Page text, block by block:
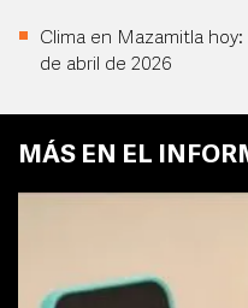
Clima en Mazamitla
de abril de 2026
MÁS EN EL